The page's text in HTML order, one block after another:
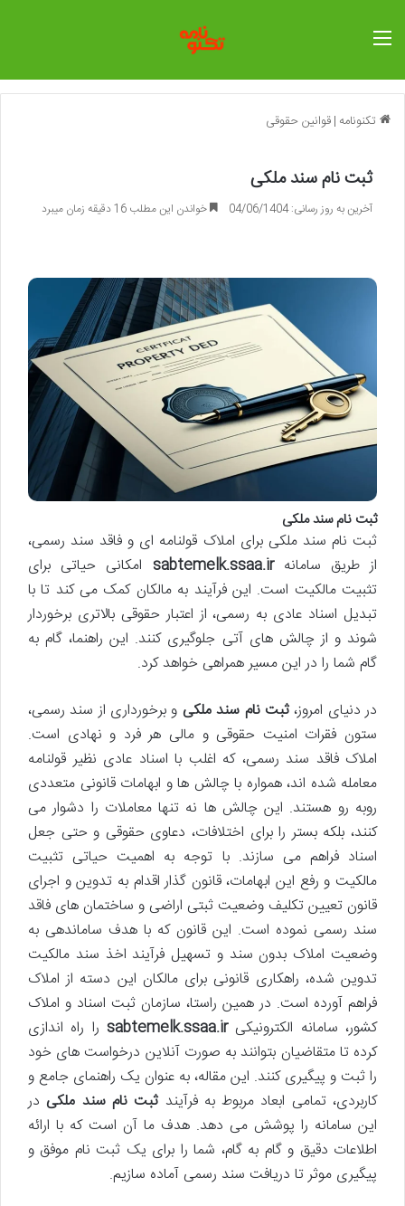
تکنونامه |قوانین حقوقی
ثبت نام سند ملکی
آخرین به روز رسانی: 04/06/1404 خواندن این مطلب 16 دقیقه زمان میبرد
ثبت نام سند ملکی
ثبت نام سند ملکی برای املاک قولنامه ای و فاقد سند رسمی،
از طریق سامانهsabtemelk.ssaa.ir امکانی حیاتی برای
تثبیت مالکیت است. این فرآیند به مالکان کمک می کند تا با
تبدیل اسناد عادی به رسمی، از اعتبار حقوقی بالاتری برخوردار
شوند و از چالش های آتی جلوگیری کنند. این راهنما، گام به
گام شما را در این مسیر همراهی خواهد کرد.
در دنیای امروز،ثبت نام سند ملکی و برخورداری از سند رسمی،
ستون فقرات امنیت حقوقی و مالی هر فرد و نهادی است.
املاک فاقد سند رسمی، که اغلب با اسناد عادی نظیر قولنامه
معامله شده اند، همواره با چالش ها و ابهامات قانونی متعددی
روبه رو هستند. این چالش ها نه تنها معاملات را دشوار می
کنند، بلکه بستر را برای اختلافات، دعاوی حقوقی و حتی جعل
اسناد فراهم می سازند. با توجه به اهمیت حیاتی تثبیت
مالکیت و رفع این ابهامات، قانون گذار اقدام به تدوین و اجرای
قانون تعیین تکلیف وضعیت ثبتی اراضی و ساختمان های فاقد
سند رسمی نموده است. این قانون که با هدف ساماندهی به
وضعیت املاک بدون سند و تسهیل فرآیند اخذ سند مالکیت
تدوین شده، راهکاری قانونی برای مالکان این دسته از املاک
فراهم آورده است. در همین راستا، سازمان ثبت اسناد و املاک
کشور، سامانه الکترونیکیsabtemelk.ssaa.ir را راه اندازی
کرده تا متقاضیان بتوانند به صورت آنلاین درخواست های خود
را ثبت و پیگیری کنند. این مقاله، به عنوان یک راهنمای جامع و
کاربردی، تمامی ابعاد مربوط به فرآیندثبت نام سند ملکیدر
این سامانه را پوشش می دهد. هدف ما آن است که با ارائه
اطلاعات دقیق و گام به گام، شما را برای یک ثبت نام موفق و
پیگیری موثر تا دریافت سند رسمی آماده سازیم.